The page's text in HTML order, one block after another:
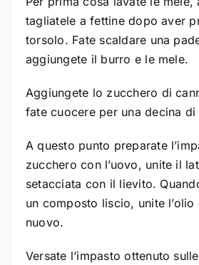
tagliatele a fettine dopo aver
torsolo. Fate scaldare una
aggiungete il burro e le mele.
Aggiungete lo zucchero di
fate cuocere per una decina di
A questo punto preparate
zucchero con l’uovo, unite il
setacciata con il lievito.
un composto liscio, unite
nuovo.
Versate l’impasto ottenuto